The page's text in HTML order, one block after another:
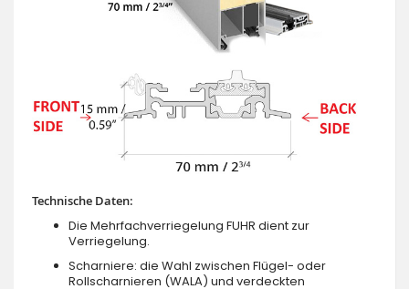
Technische Daten:
Die Mehrfachverriegelung FUHR dient zur
Verriegelung.
Scharniere: die Wahl zwischen Flügel- oder
Rollscharnieren (WALA) und verdeckten